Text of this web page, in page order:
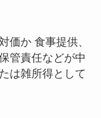
価か 食事提供、
管責任などが中
は雑所得として